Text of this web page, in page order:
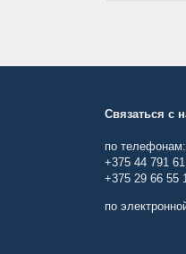
Связаться с
по телефонам:
+375 44 791
+375 29 66 55
по